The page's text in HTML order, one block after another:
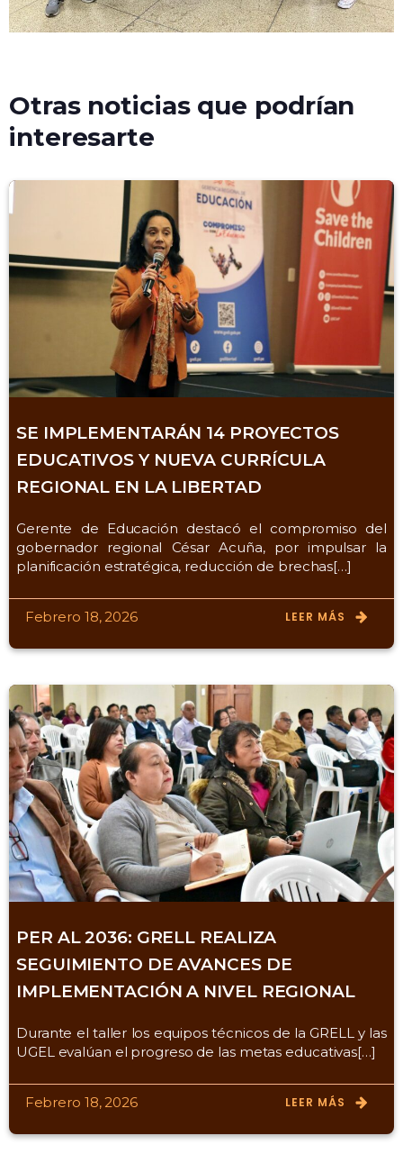
Otras noticias que podrían
interesarte
SE IMPLEMENTARÁN 14 PROYECTOS
EDUCATIVOS Y NUEVA CURRÍCULA
REGIONAL EN LA LIBERTAD
Gerente de Educación destacó el compromiso del
gobernador regional César Acuña, por impulsar la
planificación estratégica, reducción de brechas[…]
Febrero 18, 2026 LEER MÁS
PER AL 2036: GRELL REALIZA
SEGUIMIENTO DE AVANCES DE
IMPLEMENTACIÓN A NIVEL REGIONAL
Durante el taller los equipos técnicos de la GRELL y las
UGEL evalúan el progreso de las metas educativas[…]
Febrero 18, 2026 LEER MÁS